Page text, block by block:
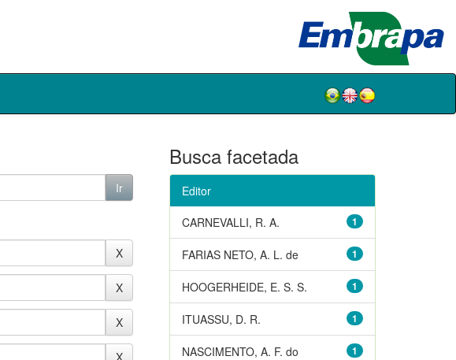
Busca facetada
Editor
1
CARNEVALLI, R. A.
1
FARIAS NETO, A. L. de
1
HOOGERHEIDE, E. S. S.
1
ITUASSU, D. R.
1
NASCIMENTO, A. F. do